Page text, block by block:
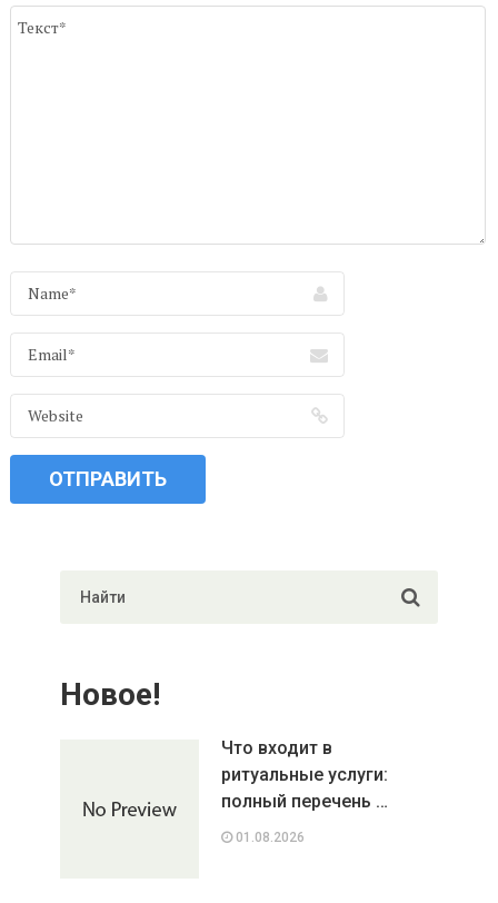
Новое!
Что входит в
ритуальные услуги:
полный перечень …
01.08.2026